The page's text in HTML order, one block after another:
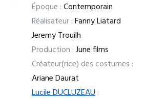
Époque :Contemporain
Réalisateur :Fanny Liatard
Jeremy Trouilh
Production :June films
Créateur(rice) des costumes :
Ariane Daurat
Lucile DUCLUZEAU: